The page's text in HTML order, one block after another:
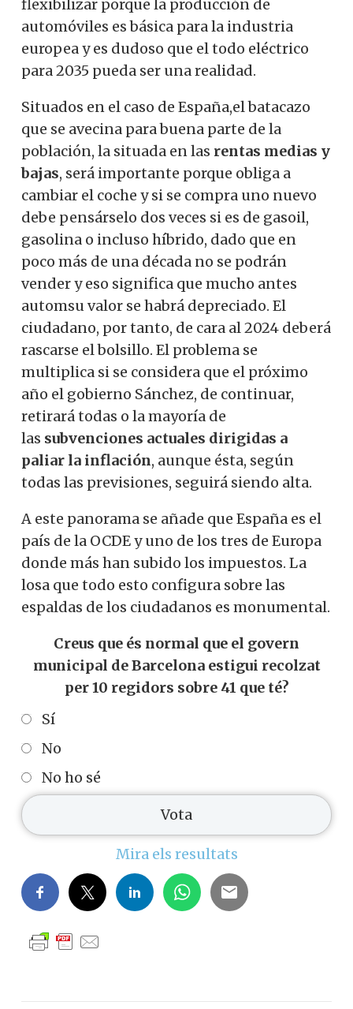
flexibilizar porque la producción de
automóviles es básica para la industria
europea y es dudoso que el todo eléctrico
para 2035 pueda ser una realidad.
Situados en el caso de España,el batacazo
que se avecina para buena parte de la
población, la situada en las rentas medias y
bajas, será importante porque obliga a
cambiar el coche y si se compra uno nuevo
debe pensárselo dos veces si es de gasoil,
gasolina o incluso híbrido, dado que en
poco más de una década no se podrán
vender y eso significa que mucho antes
automsu valor se habrá depreciado. El
ciudadano, por tanto, de cara al 2024 deberá
rascarse el bolsillo. El problema se
multiplica si se considera que el próximo
año el gobierno Sánchez, de continuar,
retirará todas o la mayoría de
las subvenciones actuales dirigidas a
paliar la inflación, aunque ésta, según
todas las previsiones, seguirá siendo alta.
A este panorama se añade que España es el
país de la OCDE y uno de los tres de Europa
donde más han subido los impuestos. La
losa que todo esto configura sobre las
espaldas de los ciudadanos es monumental.
Creus que és normal que el govern
municipal de Barcelona estigui recolzat
per 10 regidors sobre 41 que té?
Sí
No
No ho sé
Mira els resultats